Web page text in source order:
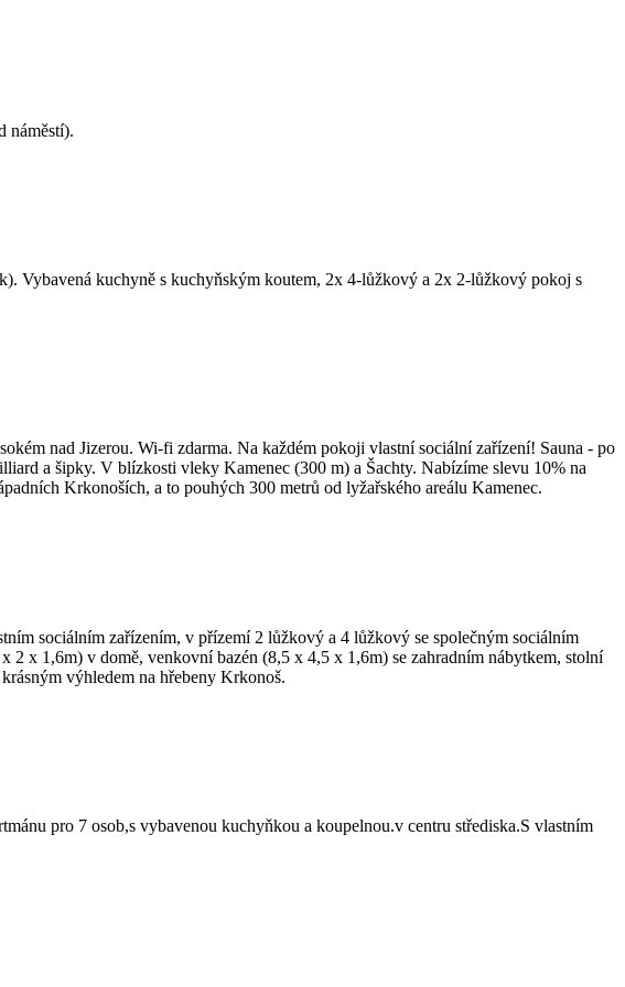
Vybavená kuchyně s kuchyňským koutem, 2x 4-lůžkový a 2x 2-lůžkový pokoj s
nad Jizerou. Wi-fi zdarma. Na každém pokoji vlastní sociální zařízení! Sauna - po
a šipky. V blízkosti vleky Kamenec (300 m) a Šachty. Nabízíme slevu 10% na
Krkonoších, a to pouhých 300 metrů od lyžařského areálu Kamenec.
sociálním zařízením, v přízemí 2 lůžkový a 4 lůžkový se společným sociálním
2 x 1,6m) v domě, venkovní bazén (8,5 x 4,5 x 1,6m) se zahradním nábytkem, stolní
výhledem na hřebeny Krkonoš.
pro 7 osob,s vybavenou kuchyňkou a koupelnou.v centru střediska.S vlastním